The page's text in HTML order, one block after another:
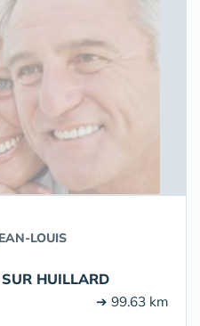
LOUIS
HUILLARD
➔ 99.63 km